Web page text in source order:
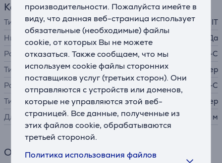
производительности. Пожалуйста имейте в
виду, что данная веб-страница использует
обязательные (необходимые) файлы
cookie, от которых Вы не можете
отказаться. Также сообщаем, что мы
используем cookie файлы сторонних
поставщиков услуг (третьих сторон). Они
отправляются с устройств или доменов,
которые не управляются этой веб-
страницей. Все данные, полученные из
этих файлов cookie, обрабатываются
третьей стороной.
Политика использования файлов
Кабель
Тип кабеля / адаптера
IT
Никелированные контакты
Да
Разъем A
USB-C
Тип коннектора А
штекер
Разъем B
USB-C
Тип коннектора B
штекер
Длина
1,5 м
Общий параметр